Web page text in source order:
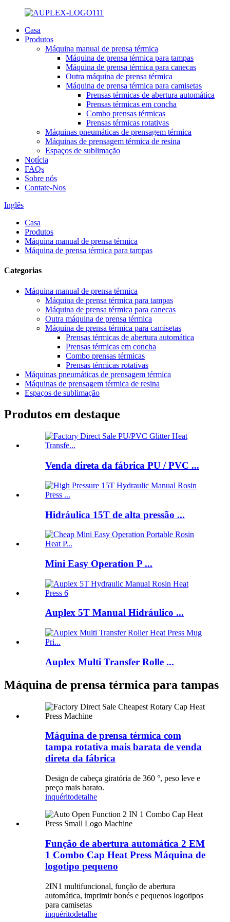
Casa
Produtos
Máquina manual de prensa térmica
Máquina de prensa térmica para tampas
Máquina de prensa térmica para canecas
Outra máquina de prensa térmica
Máquina de prensa térmica para camisetas
Prensas térmicas de abertura automática
Prensas térmicas em concha
Combo prensas térmicas
Prensas térmicas rotativas
Máquinas pneumáticas de prensagem térmica
Máquinas de prensagem térmica de resina
Espaços de sublimação
Notícia
FAQs
Sobre nós
Contate-Nos
Inglês
Casa
Produtos
Máquina manual de prensa térmica
Máquina de prensa térmica para tampas
Categorias
Máquina manual de prensa térmica
Máquina de prensa térmica para tampas
Máquina de prensa térmica para canecas
Outra máquina de prensa térmica
Máquina de prensa térmica para camisetas
Prensas térmicas de abertura automática
Prensas térmicas em concha
Combo prensas térmicas
Prensas térmicas rotativas
Máquinas pneumáticas de prensagem térmica
Máquinas de prensagem térmica de resina
Espaços de sublimação
Produtos em destaque
Venda direta da fábrica PU / PVC ...
Hidráulica 15T de alta pressão ...
Mini Easy Operation P ...
Auplex 5T Manual Hidráulico ...
Auplex Multi Transfer Rolle ...
Máquina de prensa térmica para tampas
Máquina de prensa térmica com
tampa rotativa mais barata de venda
direta da fábrica
Design de cabeça giratória de 360 ​​°, peso leve e
preço mais barato.
inquéritodetalhe
Função de abertura automática 2 EM
1 Combo Cap Heat Press Máquina de
logotipo pequeno
2IN1 multifuncional, função de abertura
automática, imprimir bonés e pequenos logotipos
para camisetas
inquéritodetalhe